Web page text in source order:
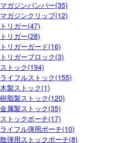
マガジンバンパー(35)
マガジンクリップ(12)
トリガー(47)
トリガー(28)
トリガーガード(16)
トリガーブロック(3)
ストック(194)
ライフルストック(155)
木製ストック(1)
樹脂製ストック(120)
金属製ストック(35)
ストックポーチ(17)
ライフル弾用ポーチ(10)
散弾用ストックポーチ(8)